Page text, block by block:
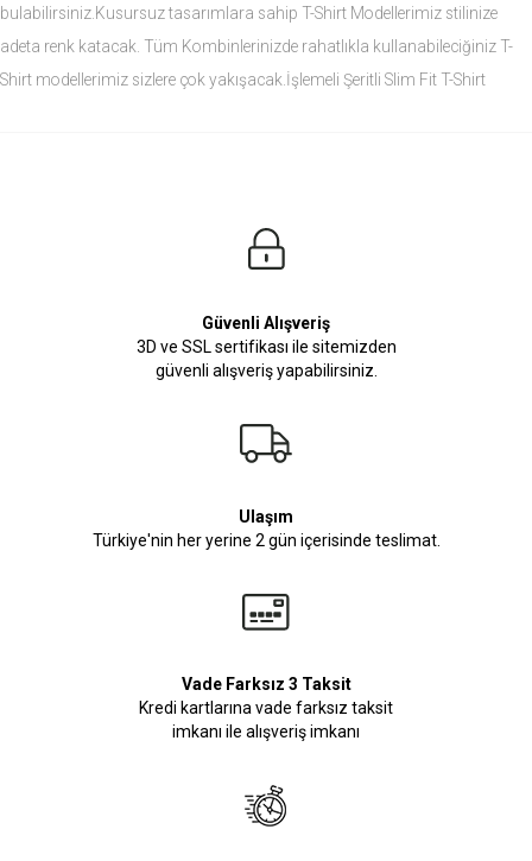
bulabilirsiniz.Kusursuz tasarımlara sahip T-Shirt Modellerimiz stilinize
adeta renk katacak. Tüm Kombinlerinizde rahatlıkla kullanabileciğiniz T-
Shirt modellerimiz sizlere çok yakışacak.İşlemeli Şeritli Slim Fit T-Shirt
Güvenli Alışveriş
3D ve SSL sertifikası ile sitemizden
güvenli alışveriş yapabilirsiniz.
Ulaşım
Türkiye'nin her yerine 2 gün içerisinde teslimat.
Vade Farksız 3 Taksit
Kredi kartlarına vade farksız taksit
imkanı ile alışveriş imkanı